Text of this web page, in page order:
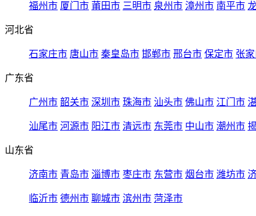
福州市 厦门市 莆田市 三明市 泉州市 漳州市 南平市
河北省
石家庄市 唐山市 秦皇岛市 邯郸市 邢台市 保定市 张
广东省
广州市 韶关市 深圳市 珠海市 汕头市 佛山市 江门市
汕尾市 河源市 阳江市 清远市 东莞市 中山市 潮州市
山东省
济南市 青岛市 淄博市 枣庄市 东营市 烟台市 潍坊市
临沂市 德州市 聊城市 滨州市 菏泽市